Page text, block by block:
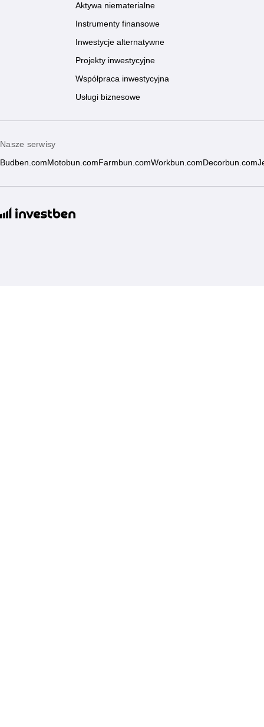
Aktywa niematerialne
Instrumenty finansowe
Inwestycje alternatywne
Projekty inwestycyjne
Współpraca inwestycyjna
Usługi biznesowe
Nasze serwisy
Budben.com Motobun.com Farmbun.comWorkbun.com Decorbun.com